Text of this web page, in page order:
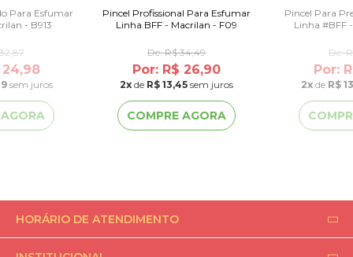
Para Esfumar
- B913
24,98
sem juros
Pincel Profissional Para Esfumar
Linha BFF - Macrilan - F09
De:R$ 34,49
Por: R$ 26,90
2x de R$ 13,45 sem juros
COMPRE AGORA
Pincel Para
Linha #BFF
De:
Por:
2x de R$
HORÁRIO DE ATENDIMENTO